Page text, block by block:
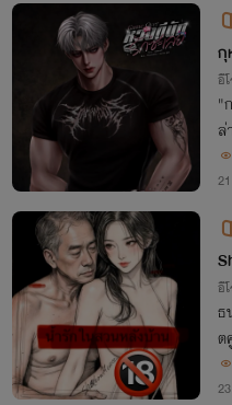
ย
กุ
อี
"
ล่
อี
ธ
ต
า